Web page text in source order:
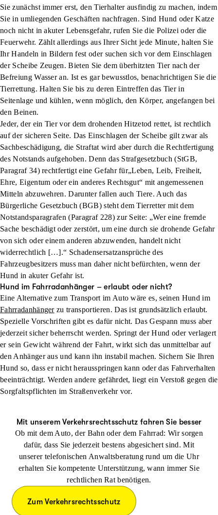
Sie zunächst immer erst, den Tierhalter ausfindig zu machen, indem
Sie in umliegenden Geschäften nachfragen. Sind Hund oder Katze
noch nicht in akuter Lebensgefahr, rufen Sie die Polizei oder die
Feuerwehr. Zählt allerdings aus Ihrer Sicht jede Minute, halten Sie
Ihr Handeln in Bildern fest oder suchen sich vor dem Einschlagen
der Scheibe Zeugen. Bieten Sie dem überhitzten Tier nach der
Befreiung Wasser an. Ist es gar bewusstlos, benachrichtigen Sie die
Tierrettung. Halten Sie bis zu deren Eintreffen das Tier in
Seitenlage und kühlen, wenn möglich, den Körper, angefangen bei
den Beinen.
Jeder, der ein Tier vor dem drohenden Hitzetod rettet, ist rechtlich
auf der sicheren Seite. Das Einschlagen der Scheibe gilt zwar als
Sachbeschädigung, die Straftat wird aber durch die Rechtfertigung
des Notstands aufgehoben. Denn das Strafgesetzbuch (StGB,
Paragraf 34) rechtfertigt eine Gefahr für„Leben, Leib, Freiheit,
Ehre, Eigentum oder ein anderes Rechtsgut“ mit angemessenen
Mitteln abzuwehren. Darunter fallen auch Tiere. Auch das
Bürgerliche Gesetzbuch (BGB) steht dem Tierretter mit dem
Notstandsparagrafen (Paragraf 228) zur Seite: „Wer eine fremde
Sache beschädigt oder zerstört, um eine durch sie drohende Gefahr
von sich oder einem anderen abzuwenden, handelt nicht
widerrechtlich […].“ Schadensersatzansprüche des
Fahrzeugbesitzers muss man daher nicht befürchten, wenn der
Hund in akuter Gefahr ist.
Hund im Fahrradanhänger – erlaubt oder nicht?
Eine Alternative zum Transport im Auto wäre es, seinen Hund im
Fahrradanhängerzu transportieren. Das ist grundsätzlich erlaubt.
Spezielle Vorschriften gibt es dafür nicht. Das Gespann muss aber
jederzeit sicher beherrscht werden. Springt der Hund oder verlagert
er sein Gewicht während der Fahrt, wirkt sich das unmittelbar auf
den Anhänger aus und kann ihn instabil machen. Sichern Sie Ihren
Hund so, dass er nicht herausspringen kann oder das Fahrverhalten
beeinträchtigt. Werden andere gefährdet, liegt ein Verstoß gegen die
Sorgfaltspflichten im Straßenverkehr vor.
Mit unserem Verkehrsrechtsschutz fahren Sie besser
Ob mit dem Auto, der Bahn oder dem Fahrrad: Wir sorgen
dafür, dass Sie jederzeit bestens abgesichert sind. Mit
unserer telefonischen Anwaltsberatung rund um die Uhr
erhalten Sie kompetente Unterstützung, wann immer Sie
rechtlichen Rat benötigen.
Zum Verkehrsrechtsschutz